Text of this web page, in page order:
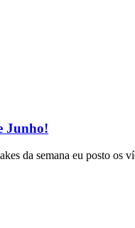
Junho!
da semana eu posto